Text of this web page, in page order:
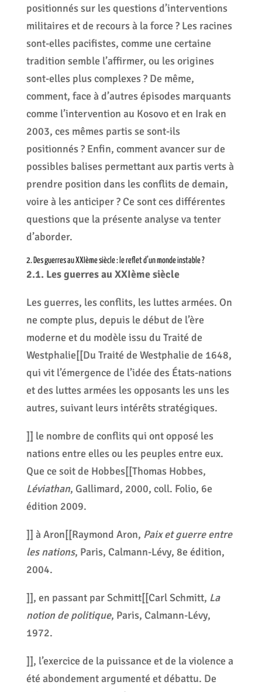
positionnés sur les questions d’interventions
militaires et de recours à la force ? Les racines
sont-elles pacifistes, comme une certaine
tradition semble l’affirmer, ou les origines
sont-elles plus complexes ? De même,
comment, face à d’autres épisodes marquants
comme l’intervention au Kosovo et en Irak en
2003, ces mêmes partis se sont-ils
positionnés ? Enfin, comment avancer sur de
possibles balises permettant aux partis verts à
prendre position dans les conflits de demain,
voire à les anticiper ? Ce sont ces différentes
questions que la présente analyse va tenter
d’aborder.
2. Des guerres au XXIème siècle : le reflet d’un monde instable ?
2.1. Les guerres au XXIème siècle
Les guerres, les conflits, les luttes armées. On
ne compte plus, depuis le début de l’ère
moderne et du modèle issu du Traité de
Westphalie[[Du Traité de Westphalie de 1648,
qui vit l’émergence de l’idée des États-nations
et des luttes armées les opposants les uns les
autres, suivant leurs intérêts stratégiques.
]] le nombre de conflits qui ont opposé les
nations entre elles ou les peuples entre eux.
Que ce soit de Hobbes[[Thomas Hobbes,
Léviathan, Gallimard, 2000, coll. Folio, 6e
édition 2009.
]] à Aron[[Raymond Aron, Paix et guerre entre
les nations, Paris, Calmann-Lévy, 8e édition,
2004.
]], en passant par Schmitt[[Carl Schmitt, La
notion de politique, Paris, Calmann-Lévy,
1972.
]], l’exercice de la puissance et de la violence a
été abondement argumenté et débattu. De